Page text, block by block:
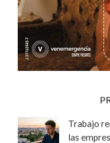
Trabajo
las